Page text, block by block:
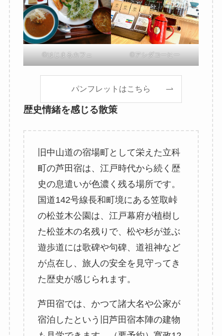
©はじまるカフェ ©アシダコーヒー
パンフレットはこちら
歴史情緒を感じる散策
旧中山道の宿場町として栄えた立科
町の芦田宿は、江戸時代から続く歴
史の息遣いが色濃く残る場所です。
国道142号線長和町境にある笠取峠
の松並木公園は、江戸幕府が植樹し
た松並木の名残りで、松や杉が並ぶ
遊歩道には歌碑や句碑、道祖神など
が点在し、旅人の安全を見守ってき
た歴史が感じられます。
芦田宿では、かつて諸大名や公家が
宿泊したという旧芦田宿本陣の建物